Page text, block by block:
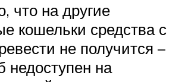
что на другие
кошельки средства с
не получится –
недоступен на